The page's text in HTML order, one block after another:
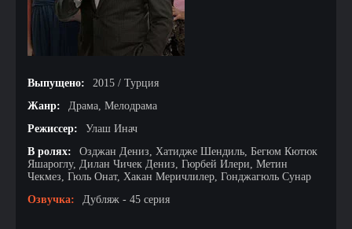
Выпущено:
2015 / Турция
Жанр:
Драма, Мелодрама
Режиссер:
Улаш Инач
В ролях:
Озджан Дениз, Хатидже Шендиль, Бегюм Кютюк
Яшароглу, Дилан Чичек Дениз, Гюрбей Илери, Метин
Чекмез, Гюль Онат, Хакан Меричлилер, Гонджагюль Сунар
Озвучка:
Дубляж - 45 серия